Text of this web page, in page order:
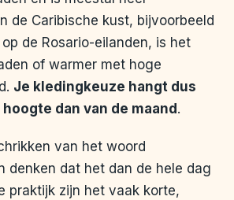
de Caribische kust, bijvoorbeeld
de Rosario-eilanden, is het
of warmer met hoge
Je kledingkeuze hangt dus
dan van de maand .
van het woord
denken dat het dan de hele dag
praktijk zijn het vaak korte,